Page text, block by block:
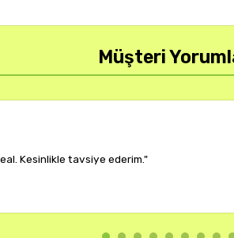
Müşteri
memnun kaldım."